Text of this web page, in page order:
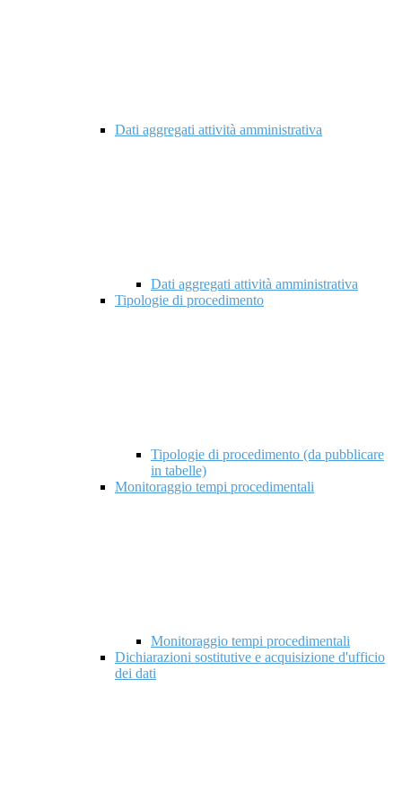
Dati aggregati attività amministrativa
Dati aggregati attività amministrativa
Tipologie di procedimento
Tipologie di procedimento (da pubblicare
in tabelle)
Monitoraggio tempi procedimentali
Monitoraggio tempi procedimentali
Dichiarazioni sostitutive e acquisizione d'ufficio
dei dati